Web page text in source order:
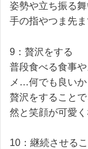
姿勢や立ち振る
手の指やつま先ま
9：贅沢をする
普段食べる食事
メ…何でも良いか
贅沢をすること
然と笑顔が可愛く
10：継続させる